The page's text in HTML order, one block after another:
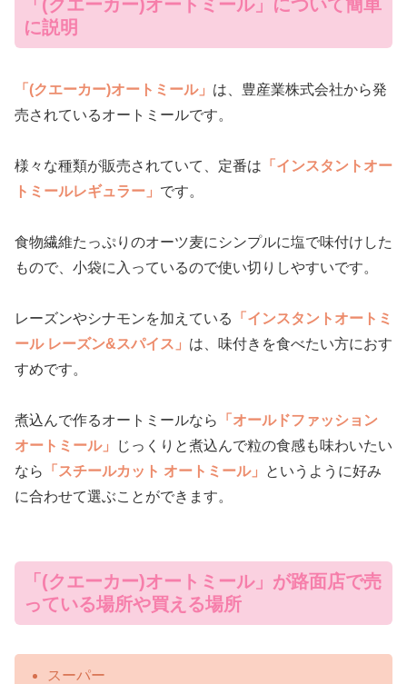
「(クエーカー)オートミール」について簡単
に説明
「(クエーカー)オートミール」 は、豊産業株式会社から発
売されているオートミールです。
様々な種類が販売されていて、定番は 「インスタントオー
トミールレギュラー」 です。
食物繊維たっぷりのオーツ麦にシンプルに塩で味付けした
もので、小袋に入っているので使い切りしやすいです。
レーズンやシナモンを加えている
「インスタントオートミ
ール レーズン&スパイス」 は、味付きを食べたい方におす
すめです。
煮込んで作るオートミールなら
「オールドファッション
オートミール」
じっくりと煮込んで粒の食感も味わいたい
なら
「スチールカット オートミール」
というように好み
に合わせて選ぶことができます。
「(クエーカー)オートミール」が路面店で売
っている場所や買える場所
スーパー